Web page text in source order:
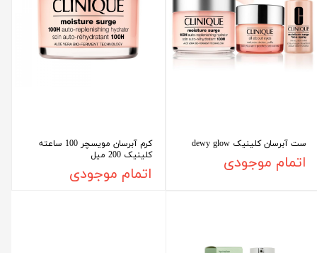
ست آبرسان کلینیک dewy glow
اتمام موجودی
کرم آبرسان مویسچر 100 ساعته
کلینیک 200 میل
اتمام موجودی